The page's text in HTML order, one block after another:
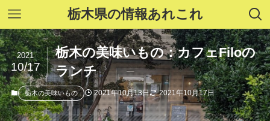
栃木県の情報あれこれ
栃木の美味いもの：カフェFiloの
ランチ
2021
10/17
栃木の美味いもの 2021年10月13日 2021年10月17日